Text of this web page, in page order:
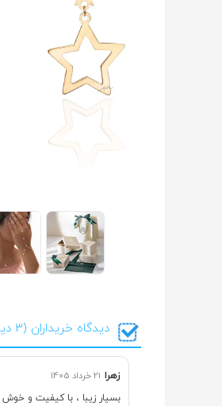
دیدگاه خریداران (3 دیدگاه)
زهرا 21 خرداد 1405
بسیار زیبا ، با کیفیت و